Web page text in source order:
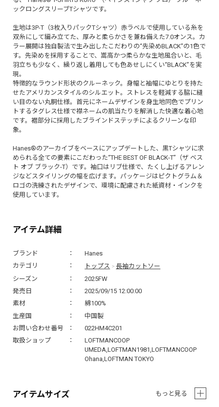
アイテム詳細
ブランド
Hanes
カテゴリ
トップス >長袖カットソー
シーズン
2025FW
発売日
2025/09/15 12:00:00
素材
綿100%
生産国
中国製
お問い合わせ番号
022HM4C201
取扱ショップ
LOFTMANCOOP
UMEDA,LOFTMAN1981,LOFTMANCOOP
Ohana,LOFTMAN TOKYO
ックロングスリーブTシャツです。
生地は3P-T（3枚入りパックTシャツ）赤ラベルで使用している糸を
双糸にして編み立てた、厚みと柔らかさを兼ね備えた7.0オンス。カ
ラー展開は独自製法で生み出したこだわりの“先染めBLACK”の1色で
す。先染めを採用することで、嵩高かつ柔らかな生地風合いと、毛
羽立ちも少なく、繰り返し着用しても色あせしにくい“BLACK”を実
現。
特徴的なラウンド形状のクルーネック。身幅と袖幅にゆとりを持た
せたアメリカンスタイルのシルエット。ストレスを軽減する脇に縫
い目のない丸胴仕様。首元にネームデザインを身生地同色でプリン
トするタグレス仕様で襟ネームの肌当たりを解消した快適な着心地
です。裾部分に採用したブラインドステッチによるクリーンな印
象。
Hanes®のアーカイブをベースにアップデートした、黒Tシャツに求
められる全ての要素にこだわった“THE BEST OF BLACK-T”（ザ ベス
ト オブ ブラック-T）です。袖口はリブ仕様で、たくし上げるアレン
ジなどスタイリングの幅を広げます。パッケージはピクトグラム＆
ロゴの洗練されたデザインで、環境に配慮された紙資材・インクを
使用しています。
アイテムサイズ もっと見る